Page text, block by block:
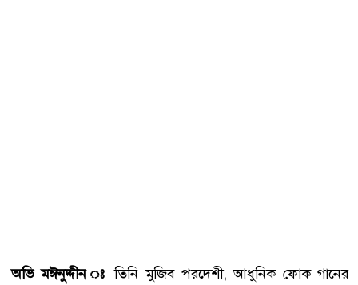
অভি মঈনুদ্দীন ঃ তিনি মুজিব পরদেশী, আধুনিক ফোক গানের